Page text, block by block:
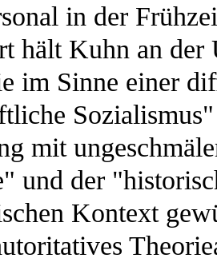
in der
hält Kuhn an
im Sinne einer
mit
und der
Kontext